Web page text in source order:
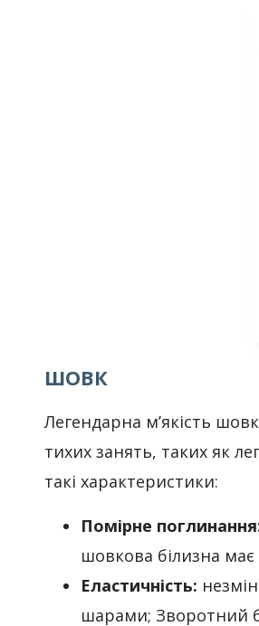
ШОВК
Легендарна м’якість
тихих занять, таких як
такі характеристики:
Помірне
шовкова білизна
Еластичність:
шарами; Зворотний